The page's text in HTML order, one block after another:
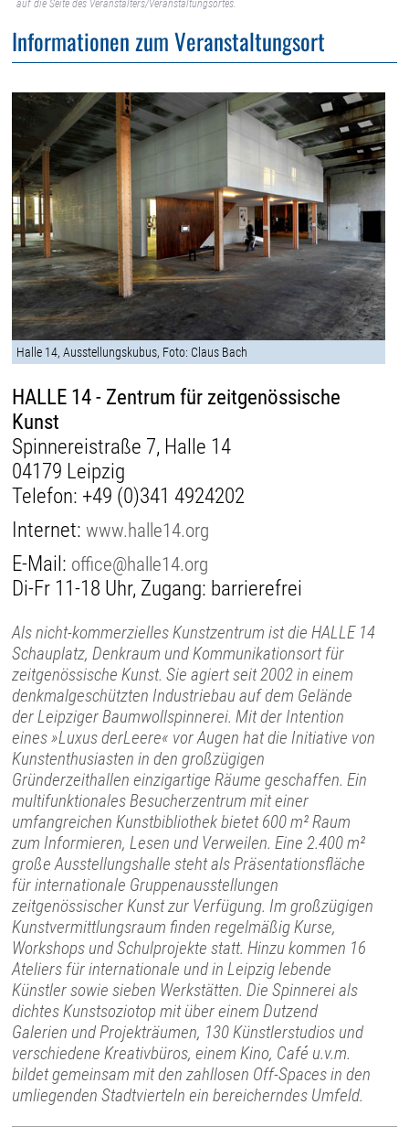
auf die Seite des Veranstalters/Veranstaltungsortes.
Informationen zum Veranstaltungsort
Halle 14, Ausstellungskubus, Foto: Claus Bach
HALLE 14 - Zentrum für zeitgenössische
Kunst
Spinnereistraße 7, Halle 14
04179 Leipzig
Telefon: +49 (0)341 4924202
Internet:www.halle14.org
E-Mail: office@halle14.org
Di-Fr 11-18 Uhr, Zugang: barrierefrei
Als nicht-kommerzielles Kunstzentrum ist die HALLE 14
Schauplatz, Denkraum und Kommunikationsort für
zeitgenössische Kunst. Sie agiert seit 2002 in einem
denkmalgeschützten Industriebau auf dem Gelände
der Leipziger Baumwollspinnerei. Mit der Intention
eines »Luxus derLeere« vor Augen hat die Initiative von
Kunstenthusiasten in den großzügigen
Gründerzeithallen einzigartige Räume geschaffen. Ein
multifunktionales Besucherzentrum mit einer
umfangreichen Kunstbibliothek bietet 600 m² Raum
zum Informieren, Lesen und Verweilen. Eine 2.400 m²
große Ausstellungshalle steht als Präsentationsfläche
für internationale Gruppenausstellungen
zeitgenössischer Kunst zur Verfügung. Im großzügigen
Kunstvermittlungsraum finden regelmäßig Kurse,
Workshops und Schulprojekte statt. Hinzu kommen 16
Ateliers für internationale und in Leipzig lebende
Künstler sowie sieben Werkstätten. Die Spinnerei als
dichtes Kunstsoziotop mit über einem Dutzend
Galerien und Projekträumen, 130 Künstlerstudios und
verschiedene Kreativbüros, einem Kino, Café u.v.m.
bildet gemeinsam mit den zahllosen Off-Spaces in den
umliegenden Stadtvierteln ein bereicherndes Umfeld.